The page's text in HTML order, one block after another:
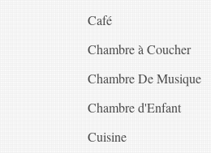
Café
Chambre à Coucher
Chambre De Musique
Chambre d'Enfant
Cuisine